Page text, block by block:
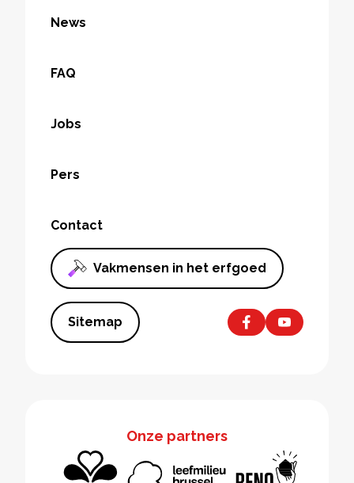
News
FAQ
Jobs
Pers
Contact
Vakmensen in het erfgoed
Sitemap
Onze partners